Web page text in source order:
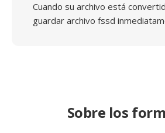
Cuando su archivo está
guardar archivo fssd
Sobre los